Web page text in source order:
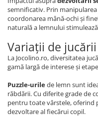
semnificativ. Prin
coordonarea mână-ochi și
naturală a lemnului
Variații de
La Jocolino.ro, diversitatea
gamă largă de interese și
Puzzle-urilede lemn sunt
răbdării. Cu diferite grade de
pentru toate vârstele, oferind
dezvoltare al fiecărui copil.